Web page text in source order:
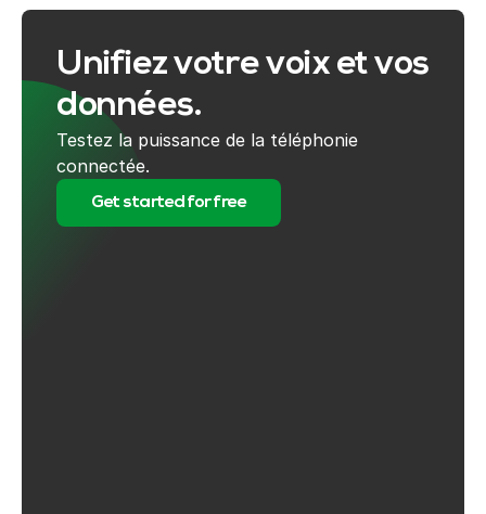
Unifiez votre voix et vos
données.
Testez la puissance de la téléphonie
connectée.
Get started for free